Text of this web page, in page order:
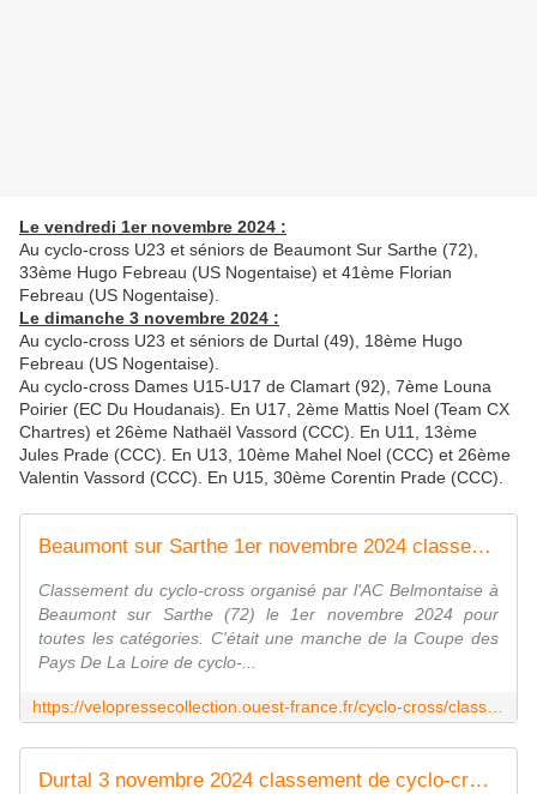
Le vendredi 1er novembre 2024 :
Au cyclo-cross U23 et séniors de Beaumont Sur Sarthe (72),
33ème Hugo Febreau (US Nogentaise) et 41ème Florian
Febreau (US Nogentaise).
Le dimanche 3 novembre 2024 :
Au cyclo-cross U23 et séniors de Durtal (49), 18ème Hugo
Febreau (US Nogentaise).
Au cyclo-cross Dames U15-U17 de Clamart (92), 7ème Louna
Poirier (EC Du Houdanais). En U17, 2ème Mattis Noel (Team CX
Chartres) et 26ème Nathaël Vassord (CCC). En U11, 13ème
Jules Prade (CCC). En U13, 10ème Mahel Noel (CCC) et 26ème
Valentin Vassord (CCC). En U15, 30ème Corentin Prade (CCC).
Beaumont sur Sarthe 1er novembre 2024 classement de cyclo-cross
Classement du cyclo-cross organisé par l'AC Belmontaise à
Beaumont sur Sarthe (72) le 1er novembre 2024 pour
toutes les catégories. C'était une manche de la Coupe des
Pays De La Loire de cyclo-...
Durtal 3 novembre 2024 classement de cyclo-cross